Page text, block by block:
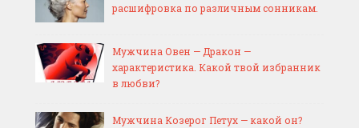
расшифровка по различным сонникам.
Мужчина Овен — Дракон —
характеристика. Какой твой избранник
в любви?
Мужчина Козерог Петух — какой он?